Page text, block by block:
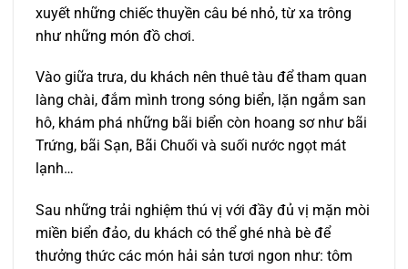
xuyết những chiếc thuyền câu bé nhỏ, từ xa trông
như những món đồ chơi.
Vào giữa trưa, du khách nên thuê tàu để tham quan
làng chài, đắm mình trong sóng biển, lặn ngắm san
hô, khám phá những bãi biển còn hoang sơ như bãi
Trứng, bãi Sạn, Bãi Chuối và suối nước ngọt mát
lạnh…
Sau những trải nghiệm thú vị với đầy đủ vị mặn mòi
miền biển đảo, du khách có thể ghé nhà bè để
thưởng thức các món hải sản tươi ngon như: tôm